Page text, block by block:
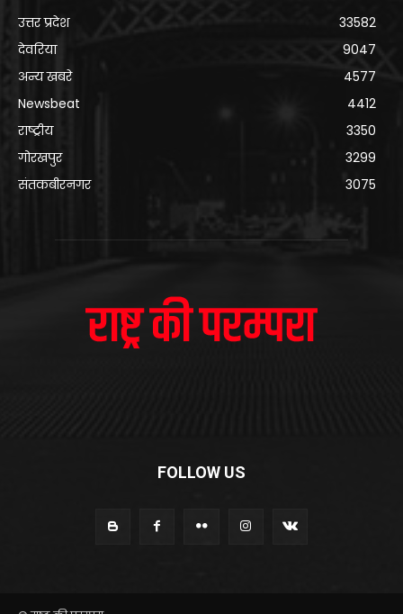
उत्तर प्रदेश
33582
देवरिया
9047
अन्य खबरे
4577
Newsbeat
4412
राष्ट्रीय
3350
गोरखपुर
3299
संतकबीरनगर
3075
FOLLOW US